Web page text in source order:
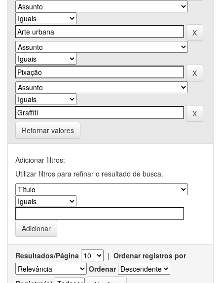
Retornar valores
Adicionar filtros:
Utilizar filtros para refinar o resultado de busca.
Resultados/Página | Ordenar registros por
Ordenar